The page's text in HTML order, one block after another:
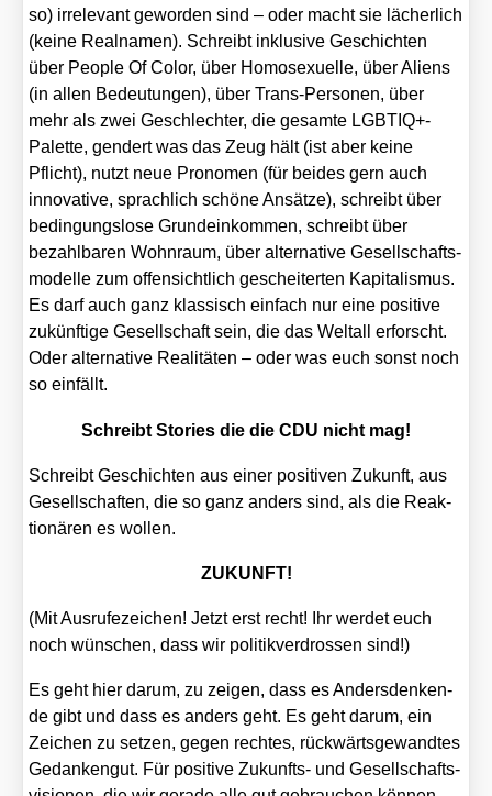
so) irrele­vant gewor­den sind – oder macht sie lächer­lich
(kei­ne Real­na­men). Schreibt inklu­si­ve Geschich­ten
über Peo­p­le Of Color, über Homo­se­xu­el­le, über Ali­ens
(in allen Bedeu­tun­gen), über Trans-Per­so­nen, über
mehr als zwei Geschlech­ter, die gesam­te LGBTIQ+-
Palette, gen­dert was das Zeug hält (ist aber kei­ne
Pflicht), nutzt neue Pro­no­men (für bei­des gern auch
inno­va­ti­ve, sprach­lich schö­ne Ansät­ze), schreibt über
bedin­gungs­lo­se Grund­ein­kom­men, schreibt über
bezahl­ba­ren Wohn­raum, über alter­na­ti­ve Gesell­schafts­
mo­del­le zum offen­sicht­lich geschei­ter­ten Kapi­ta­lis­mus.
Es darf auch ganz klas­sisch ein­fach nur eine posi­ti­ve
zukünf­ti­ge Gesell­schaft sein, die das Welt­all erforscht.
Oder alter­na­ti­ve Rea­li­tä­ten – oder was euch sonst noch
so ein­fällt.
Schreibt Sto­ries die die CDU nicht mag!
Schreibt Geschich­ten aus einer posi­ti­ven Zukunft, aus
Gesell­schaf­ten, die so ganz anders sind, als die Reak­
tio­nä­ren es wol­len.
ZUKUNFT!
(Mit Aus­ru­fe­zei­chen! Jetzt erst recht! Ihr wer­det euch
noch wün­schen, dass wir poli­tik­ver­dros­sen sind!)
Es geht hier dar­um, zu zei­gen, dass es Anders­den­ken­
de gibt und dass es anders geht. Es geht dar­um, ein
Zei­chen zu set­zen, gegen rech­tes, rück­wärts­ge­wand­tes
Gedan­ken­gut. Für posi­ti­ve Zukunfts- und Gesell­schafts­